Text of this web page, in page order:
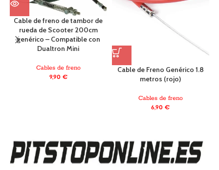
Cable de freno de tambor de
rueda de Scooter 200cm
genérico – Compatible con
Dualtron Mini
Cables de freno
9,90 €
Cable de Freno Genérico 1.8
metros (rojo)
Cables de freno
6,90€